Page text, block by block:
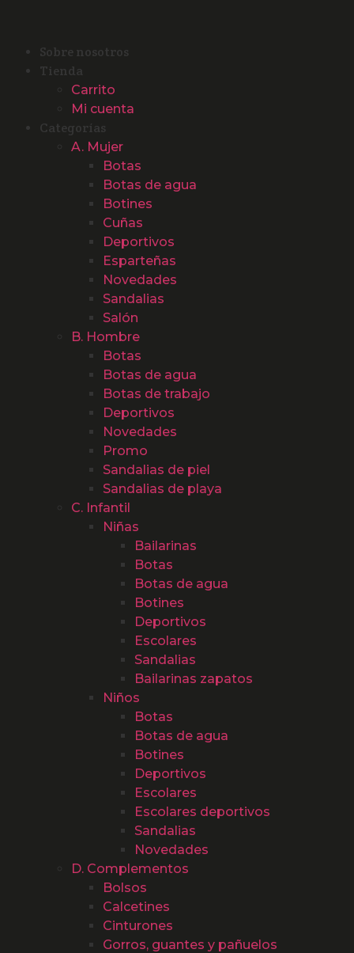
Sobre nosotros
Tienda
Carrito
Mi cuenta
Categorías
A. Mujer
Botas
Botas de agua
Botines
Cuñas
Deportivos
Esparteñas
Novedades
Sandalias
Salón
B. Hombre
Botas
Botas de agua
Botas de trabajo
Deportivos
Novedades
Promo
Sandalias de piel
Sandalias de playa
C. Infantil
Niñas
Bailarinas
Botas
Botas de agua
Botines
Deportivos
Escolares
Sandalias
Bailarinas zapatos
Niños
Botas
Botas de agua
Botines
Deportivos
Escolares
Escolares deportivos
Sandalias
Novedades
D. Complementos
Bolsos
Calcetines
Cinturones
Gorros, guantes y pañuelos